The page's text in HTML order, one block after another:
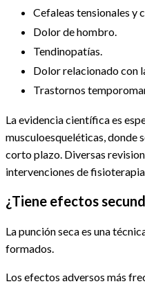
Cefaleas tensionales y
Dolor de hombro.
Tendinopatías.
Dolor relacionado con
Trastornos
La evidencia científica es
musculoesqueléticas, donde
corto plazo. Diversas
intervenciones de
¿Tiene efectos
La punción seca es una
formados.
Los efectos adversos más